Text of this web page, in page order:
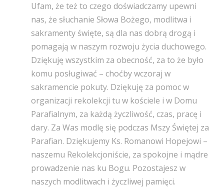
Ufam, że też to czego doświadczamy upewni
nas, że słuchanie Słowa Bożego, modlitwa i
sakramenty święte, są dla nas dobrą drogą i
pomagają w naszym rozwoju życia duchowego.
Dziękuję wszystkim za obecność, za to że było
komu posługiwać – choćby wczoraj w
sakramencie pokuty. Dziękuję za pomoc w
organizacji rekolekcji tu w kościele i w Domu
Parafialnym, za każdą życzliwość, czas, pracę i
dary. Za Was modlę się podczas Mszy Świętej za
Parafian. Dziękujemy Ks. Romanowi Hopejowi –
naszemu Rekolekcjoniście, za spokojne i mądre
prowadzenie nas ku Bogu. Pozostajesz w
naszych modlitwach i życzliwej pamięci.